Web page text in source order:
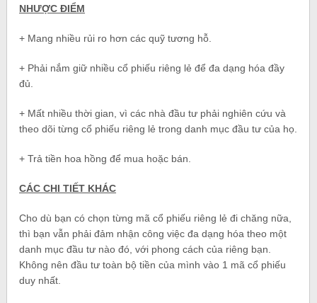
NHƯỢC ĐIỂM
+ Mang nhiều rủi ro hơn các quỹ tương hỗ.
+ Phải nắm giữ nhiều cổ phiếu riêng lẻ để đa dạng hóa đầy
đủ.
+ Mất nhiều thời gian, vì các nhà đầu tư phải nghiên cứu và
theo dõi từng cổ phiếu riêng lẻ trong danh mục đầu tư của họ.
+ Trả tiền hoa hồng để mua hoặc bán.
CÁC CHI TIẾT KHÁC
Cho dù bạn có chọn từng mã cổ phiếu riêng lẻ đi chăng nữa,
thì bạn vẫn phải đảm nhận công việc đa dạng hóa theo một
danh mục đầu tư nào đó, với phong cách của riêng bạn.
Không nên đầu tư toàn bộ tiền của mình vào 1 mã cổ phiếu
duy nhất.